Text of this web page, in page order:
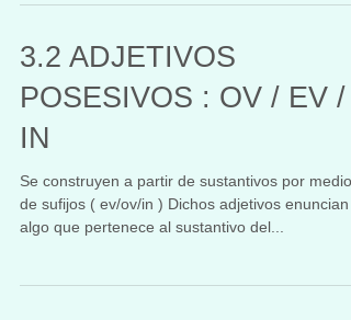
3.2 ADJETIVOS
POSESIVOS : OV / EV /
IN
Se construyen a partir de sustantivos por medio
de sufijos ( ev/ov/in ) Dichos adjetivos enuncian
algo que pertenece al sustantivo del...